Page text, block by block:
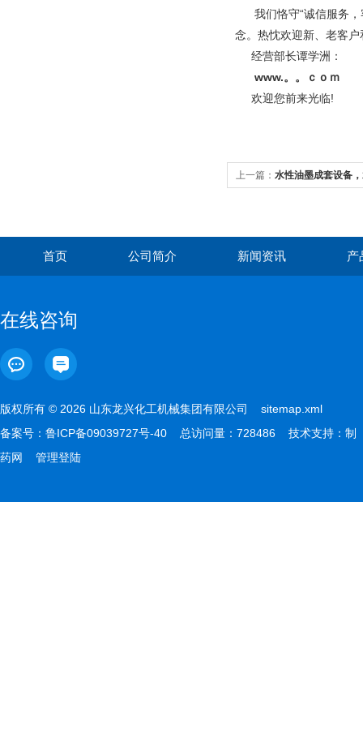
我们恪守“诚信服务，
念。热忱欢迎新、老客
经营部长谭学洲：
www.。。ｃｏｍ
欢迎您前来光临!
上一篇： 水性油墨成套设备
首页 公司简介 新闻资讯 产
在线咨询
版权所有 © 2026 山东龙兴化工机械集团有限公司 sitemap.xml
备案号： 鲁ICP备09039727号-40 总访问量：728486 技术支持： 制
药网
管理登陆